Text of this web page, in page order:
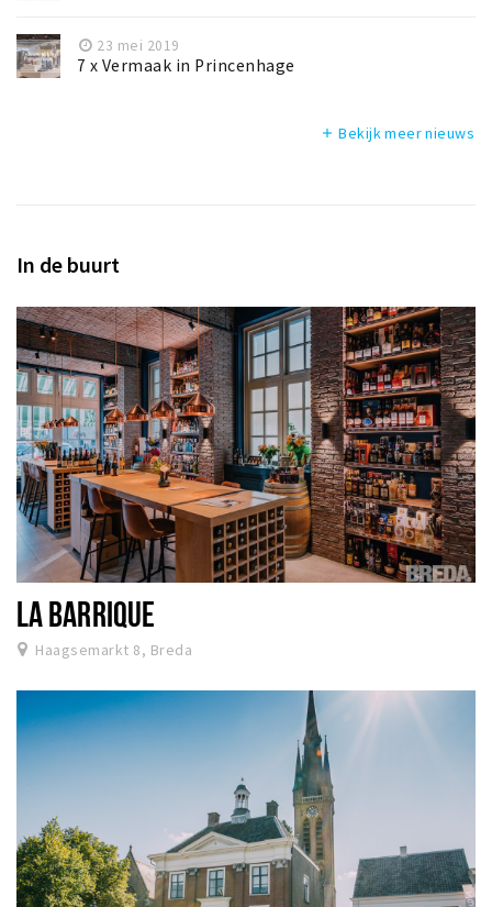
23 mei 2019
7 x Vermaak in Princenhage
add Bekijk meer nieuws
In de buurt
LA BARRIQUE
Haagsemarkt 8, Breda